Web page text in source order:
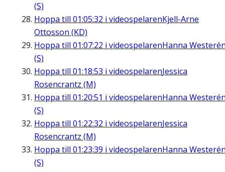
(S)
Hoppa till 01:05:32 i videospelarenKjell-Arne
Ottosson (KD)
Hoppa till 01:07:22 i videospelarenHanna
(S)
Hoppa till 01:18:53 i videospelarenJessica
Rosencrantz (M)
Hoppa till 01:20:51 i videospelarenHanna
(S)
Hoppa till 01:22:32 i videospelarenJessica
Rosencrantz (M)
Hoppa till 01:23:39 i videospelarenHanna
(S)